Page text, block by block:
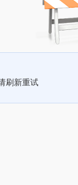
刷新重试